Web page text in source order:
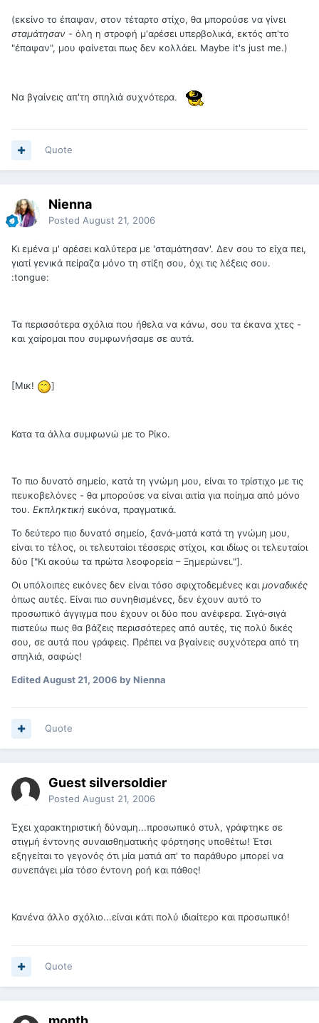
(εκείνο το έπαψαν, στον τέταρτο στίχο, θα μπορούσε να γίνει
σταμάτησαν - όλη η στροφή μ'αρέσει υπερβολικά, εκτός απ'το
"έπαψαν", μου φαίνεται πως δεν κολλάει. Maybe it's just me.)
Να βγαίνεις απ'τη σπηλιά συχνότερα.
Quote
Nienna
Posted August 21, 2006
Κι εμένα μ' αρέσει καλύτερα με 'σταμάτησαν'. Δεν σου το είχα πει,
γιατί γενικά πείραζα μόνο τη στίξη σου, όχι τις λέξεις σου.
:tongue:
Τα περισσότερα σχόλια που ήθελα να κάνω, σου τα έκανα χτες -
και χαίρομαι που συμφωνήσαμε σε αυτά.
[Μικ! ]
Κατα τα άλλα συμφωνώ με το Ρίκο.
Το πιο δυνατό σημείο, κατά τη γνώμη μου, είναι το τρίστιχο με τις
πευκοβελόνες - θα μπορούσε να είναι αιτία για ποίημα από μόνο
του. Εκπληκτική εικόνα, πραγματικά.
Το δεύτερο πιο δυνατό σημείο, ξανά-ματά κατά τη γνώμη μου,
είναι το τέλος, οι τελευταίοι τέσσερις στίχοι, και ιδίως οι τελευταίοι
δύο ["Κι ακούω τα πρώτα λεοφορεία – Ξημερώνει."].
Οι υπόλοιπες εικόνες δεν είναι τόσο σφιχτοδεμένες και μοναδικές
όπως αυτές. Είναι πιο συνηθισμένες, δεν έχουν αυτό το
προσωπικό άγγιγμα που έχουν οι δύο που ανέφερα. Σιγά-σιγά
πιστεύω πως θα βάζεις περισσότερες από αυτές, τις πολύ δικές
σου, σε αυτά που γράφεις. Πρέπει να βγαίνεις συχνότερα από τη
σπηλιά, σαφώς!
EditedAugust 21, 2006 by Nienna
Quote
Guest silversoldier
Posted August 21, 2006
Έχει χαρακτηριστική δύναμη...προσωπικό στυλ, γράφτηκε σε
στιγμή έντονης συναισθηματικής φόρτησης υποθέτω! Έτσι
εξηγείται το γεγονός ότι μία ματιά απ' το παράθυρο μπορεί να
συνεπάγει μία τόσο έντονη ροή και πάθος!
Κανένα άλλο σχόλιο...είναι κάτι πολύ ιδιαίτερο και προσωπικό!
Quote